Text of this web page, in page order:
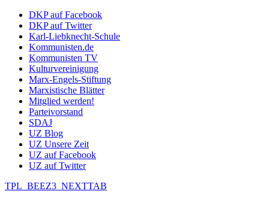
DKP auf Facebook
DKP auf Twitter
Karl-Liebknecht-Schule
Kommunisten.de
Kommunisten TV
Kulturvereinigung
Marx-Engels-Stiftung
Marxistische Blätter
Mitglied werden!
Parteivorstand
SDAJ
UZ Blog
UZ Unsere Zeit
UZ auf Facebook
UZ auf Twitter
TPL_BEEZ3_NEXTTAB